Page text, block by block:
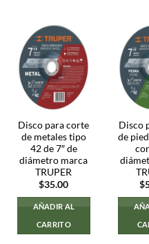
Disco para corte
de metales tipo
42 de 7″ de
diámetro marca
TRUPER
$35.00
AÑADIR AL
CARRITO
Disco
de
$